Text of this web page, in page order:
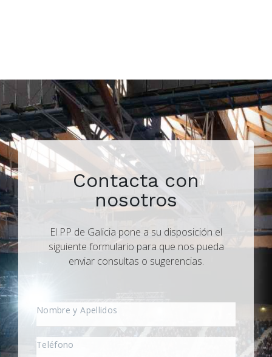
Contacta con
nosotros
El PP de Galicia pone a su disposición el
siguiente formulario para que nos pueda
enviar consultas o sugerencias.